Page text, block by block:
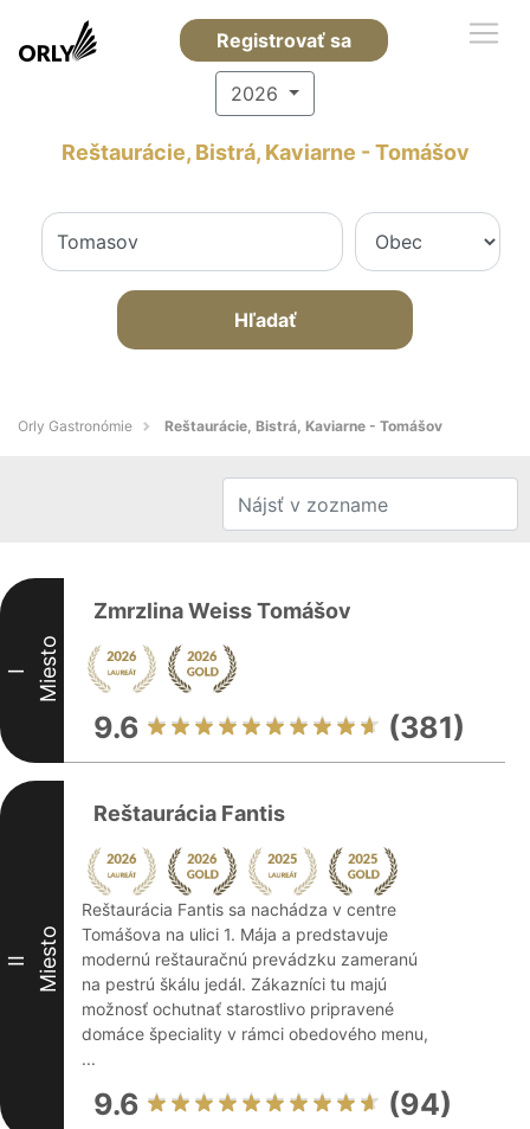
Registrovať sa
2026
Reštaurácie, Bistrá, Kaviarne - Tomášov
Hľadať
Orly Gastronómie Reštaurácie, Bistrá, Kaviarne - Tomášov
I Miesto
Zmrzlina Weiss Tomášov
9.6 (381)
II Miesto
Reštaurácia Fantis
Reštaurácia Fantis sa nachádza v centre
Tomášova na ulici 1. Mája a predstavuje
modernú reštauračnú prevádzku zameranú
na pestrú škálu jedál. Zákazníci tu majú
možnosť ochutnať starostlivo pripravené
domáce špeciality v rámci obedového menu,
...
9.6 (94)